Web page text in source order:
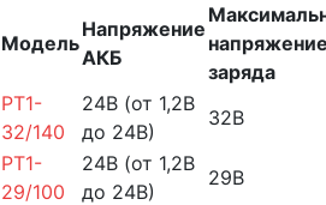
Модель
Напряжение
АКБ
напряжение
заряда
PT1-
32/140
24В (от 1,2В
до 24В)
32В
PT1-
29/100
24В (от 1,2В
до 24В)
29В